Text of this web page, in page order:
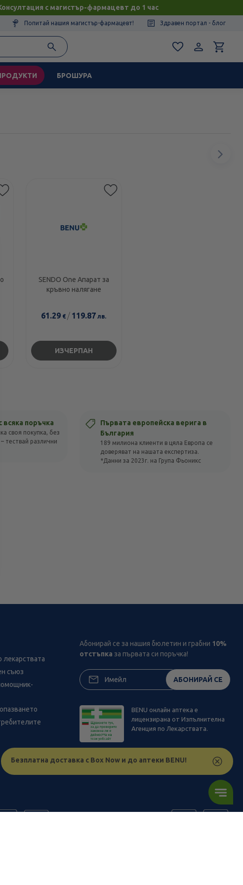
Безплатна доставка с Box Now и до аптеки BENU!
с магистър-фармацевт до 1 час
Попитай нашия магистър-фармацевт! Здравен портал - блог
БРОШУРА
SENDO One Апарат за
кръвно налягане
61.29 € / 119.87 лв.
ИЗЧЕРПАН
всяка поръчка
своя покупка, без
тествай различни
Първата европейска верига в
България
189 милиона клиенти в цяла Европа се
доверяват на нашата експертиза.
*Данни за 2023г. на Група Фьоникс
лекарствата
съюз
Абонирай се за нашия бюлетин и грабни 10%
отстъпка за първата си поръчка!
АБОНИРАЙ СЕ
BENU онлайн аптека е
лицензирана от Изпълнителна
Агенция по Лекарствата.